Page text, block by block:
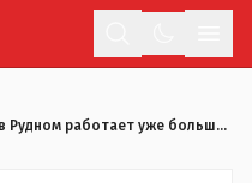
Новая школа в Рудном работает уже больше двух месяцев. Исправить ошибки вместе с детьми туда приходят и строители